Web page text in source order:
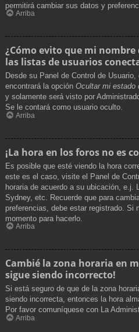
permitirá cambiar sus datos y
Arriba
¿Cómo evito que mi
las listas de usuarios
Desde su Panel de Control de
encontrará la opción Ocultar mi estado
y solamente será visto por
Se le contará como usuario oculto.
Arriba
¡La hora en los foros no es
Es posible que esté viendo la hora
este es el caso, visite el Panel de
horaria de acuerdo a su ubicación, e.j.
Sydney, etc. Recuerde que para
preferencias, debe estar registrado. Si
momento para hacerlo.
Arriba
Cambié la zona horaria en
sigue siendo incorrecto!
Si está seguro de que de la zona
siendo incorrecta, entonces la hora
Por favor comuníquese con La
Arriba